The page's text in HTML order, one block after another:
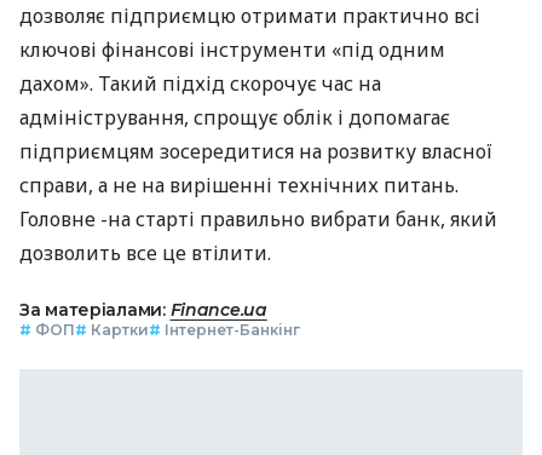
дозволяє підприємцю отримати практично всі
ключові фінансові інструменти «під одним
дахом». Такий підхід скорочує час на
адміністрування, спрощує облік і допомагає
підприємцям зосередитися на розвитку власної
справи, а не на вирішенні технічних питань.
Головне -на старті правильно вибрати банк, який
дозволить все це втілити.
За матеріалами: Finance.ua
# ФОП# Картки# Інтернет-Банкінг